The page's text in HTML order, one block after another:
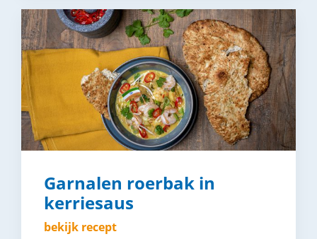
Garnalen roerbak in
kerriesaus
bekijk recept